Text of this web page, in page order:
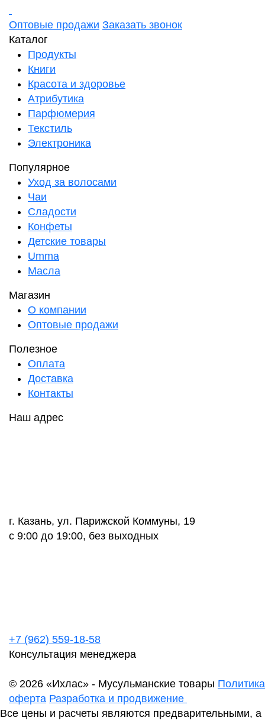
Оптовые продажи Заказать звонок
Каталог
Продукты
Книги
Красота и здоровье
Атрибутика
Парфюмерия
Текстиль
Электроника
Популярное
Уход за волосами
Чаи
Сладости
Конфеты
Детские товары
Umma
Масла
Магазин
О компании
Оптовые продажи
Полезное
Оплата
Доставка
Контакты
Наш адрес
г. Казань, ул. Парижской Коммуны, 19
с 9:00 до 19:00, без выходных
+7 (962) 559-18-58
Консультация менеджера
© 2026 «Ихлас» - Мусульманские товары
оферта Разработка и продвижение
Все цены и расчеты являются предварительными, а